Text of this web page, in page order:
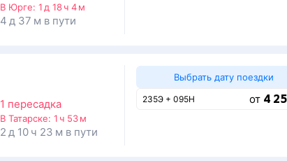
В Юрге: 1 д 18 ч 4 м
4 д 37 м в пути
1 пересадка
В Татарске: 1 ч 53 м
2 д 10 ч 23 м в пути
Выбрать дату поездки
235Э + 095Н от 4